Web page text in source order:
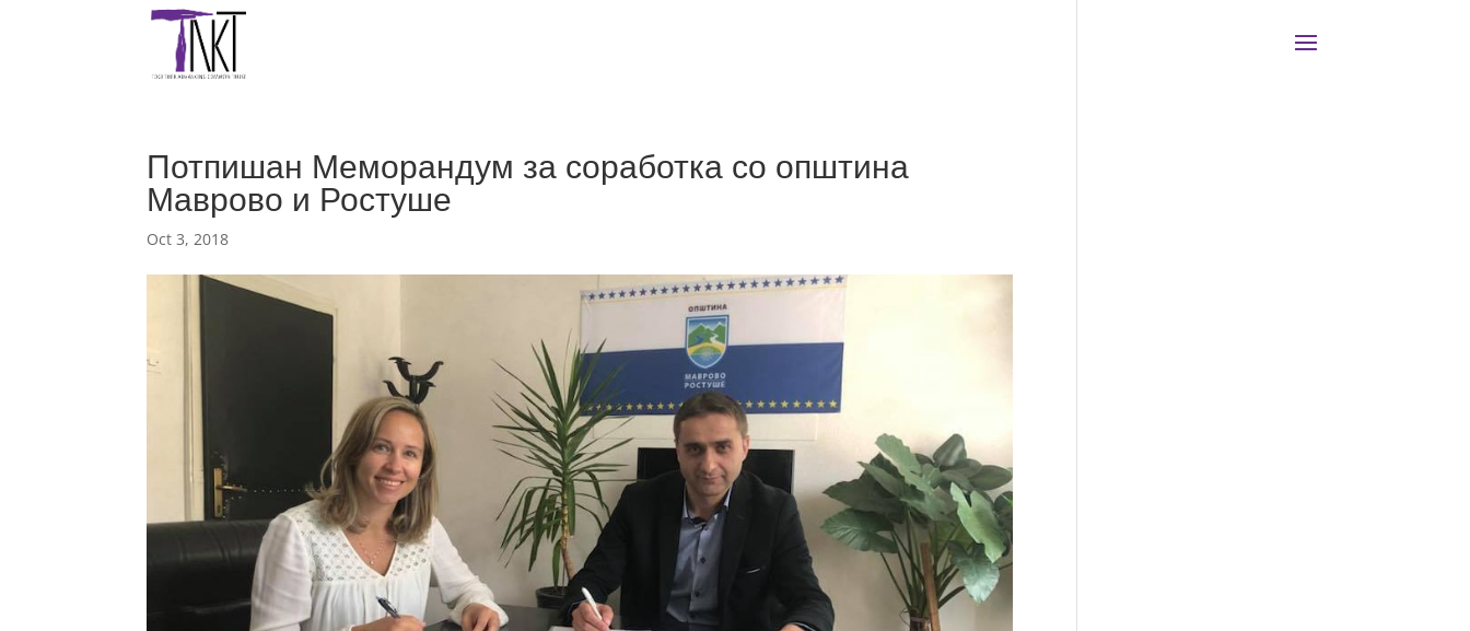
Потпишан Меморандум за соработка со општина
Маврово и Ростуше
Oct 3, 2018